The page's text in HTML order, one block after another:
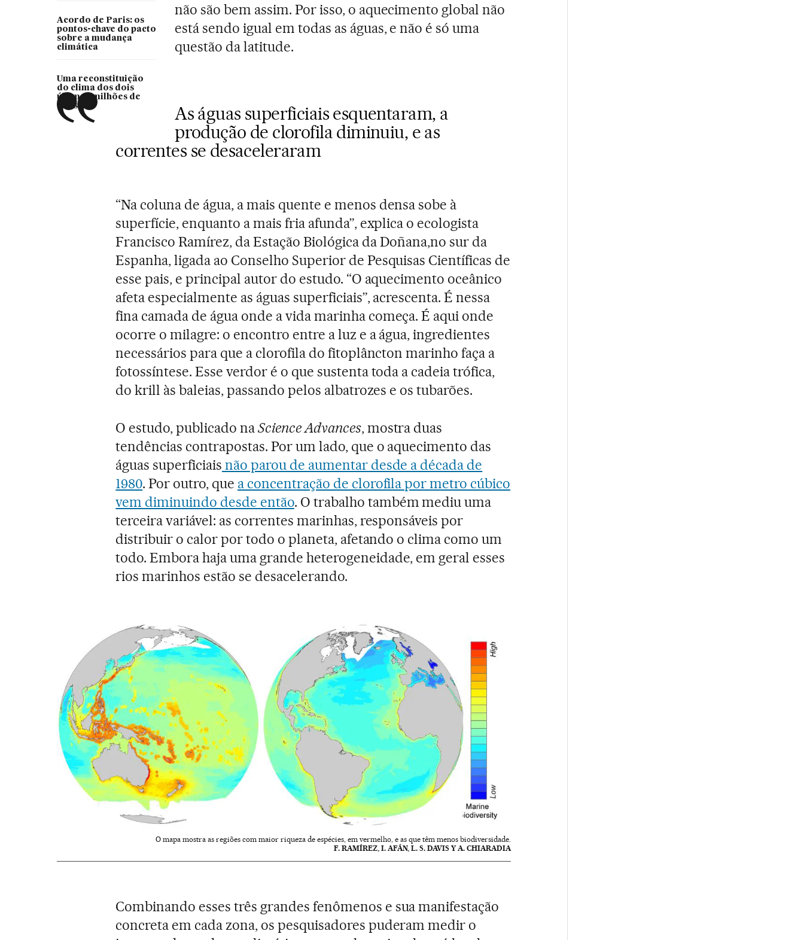
Acordo de Paris: os
pontos-chave do pacto
sobre a mudança
climática
Uma reconstituição
do clima dos dois
últimos milhões de
anos
não são bem assim. Por isso, o aquecimento global não
está sendo igual em todas as águas, e não é só uma
questão da latitude.
As águas superficiais esquentaram, a
produção de clorofila diminuiu, e as
correntes se desaceleraram
“Na coluna de água, a mais quente e menos densa sobe à
superfície, enquanto a mais fria afunda”, explica o ecologista
Francisco Ramírez, da Estação Biológica da Doñana,no sur da
Espanha, ligada ao Conselho Superior de Pesquisas Científicas de
esse pais, e principal autor do estudo. “O aquecimento oceânico
afeta especialmente as águas superficiais”, acrescenta. É nessa
fina camada de água onde a vida marinha começa. É aqui onde
ocorre o milagre: o encontro entre a luz e a água, ingredientes
necessários para que a clorofila do fitoplâncton marinho faça a
fotossíntese. Esse verdor é o que sustenta toda a cadeia trófica,
do krill às baleias, passando pelos albatrozes e os tubarões.
O estudo, publicado naScience Advances, mostra duas
tendências contrapostas. Por um lado, que o aquecimento das
águas superficiais não parou de aumentar desde a década de
1980. Por outro, que a concentração de clorofila por metro cúbico
vem diminuindo desde então. O trabalho também mediu uma
terceira variável: as correntes marinhas, responsáveis por
distribuir o calor por todo o planeta, afetando o clima como um
todo. Embora haja uma grande heterogeneidade, em geral esses
rios marinhos estão se desacelerando.
O mapa mostra as regiões com maior riqueza de espécies, em vermelho, e as que têm menos biodiversidade.
F. RAMÍREZ, I. AFÁN, L. S. DAVIS Y A. CHIARADIA
Combinando esses três grandes fenômenos e sua manifestação
concreta em cada zona, os pesquisadores puderam medir o